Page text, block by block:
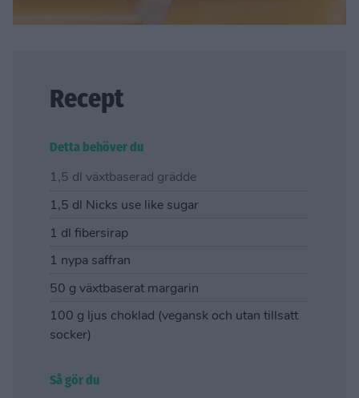
Recept
Detta behöver du
1,5 dl växtbaserad grädde
1,5 dl Nicks use like sugar
1 dl fibersirap
1 nypa saffran
50 g växtbaserat margarin
100 g ljus choklad (vegansk och utan tillsatt
socker)
Så gör du